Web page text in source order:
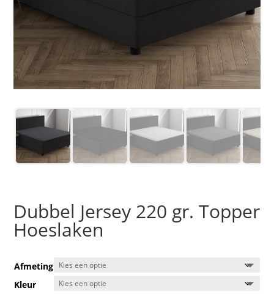
Dubbel Jersey 220 gr. Topper
Hoeslaken
Afmeting
Kleur